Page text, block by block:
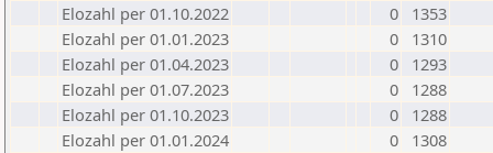
Elozahl per 01.10.2022
0
1353
Elozahl per 01.01.2023
0
1310
Elozahl per 01.04.2023
0
1293
Elozahl per 01.07.2023
0
1288
Elozahl per 01.10.2023
0
1288
Elozahl per 01.01.2024
0
1308